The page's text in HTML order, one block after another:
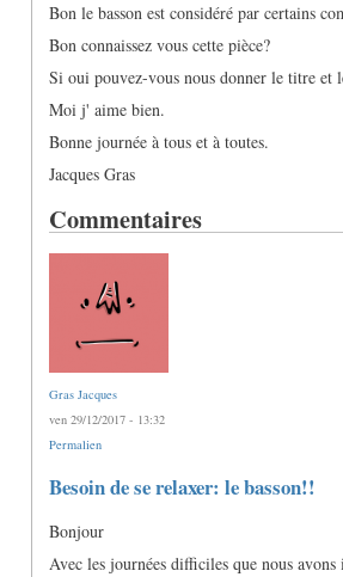
Bon le basson est considéré par certains
Bon connaissez vous cette pièce?
Si oui pouvez-vous nous donner le titre et
Moi j' aime bien.
Bonne journée à tous et à toutes.
Jacques Gras
Commentaires
Gras Jacques
ven 29/12/2017 - 13:32
Permalien
Besoin de se relaxer: le basson!!
Bonjour
Avec les journées difficiles que nous